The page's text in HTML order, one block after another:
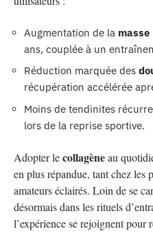
Augmentation de la
ans, couplée à un
Réduction marquée des
récupération accélérée
Moins de tendinites
lors de la reprise sportive.
Adopter lecollagèneau
en plus répandue, tant chez les
amateurs éclairés. Loin de se
désormais dans les rituels
l’expérience se rejoignent pour